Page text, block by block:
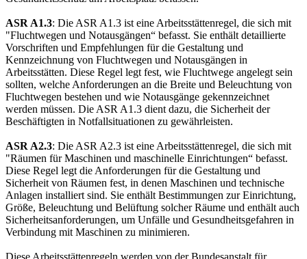
ASR A1.3: Die ASR A1.3 ist eine Arbeitsstättenregel, die sich mit
"Fluchtwegen und Notausgängen“ befasst. Sie enthält detaillierte
Vorschriften und Empfehlungen für die Gestaltung und
Kennzeichnung von Fluchtwegen und Notausgängen in
Arbeitsstätten. Diese Regel legt fest, wie Fluchtwege angelegt sein
sollten, welche Anforderungen an die Breite und Beleuchtung von
Fluchtwegen bestehen und wie Notausgänge gekennzeichnet
werden müssen. Die ASR A1.3 dient dazu, die Sicherheit der
Beschäftigten in Notfallsituationen zu gewährleisten.
ASR A2.3: Die ASR A2.3 ist eine Arbeitsstättenregel, die sich mit
"Räumen für Maschinen und maschinelle Einrichtungen“ befasst.
Diese Regel legt die Anforderungen für die Gestaltung und
Sicherheit von Räumen fest, in denen Maschinen und technische
Anlagen installiert sind. Sie enthält Bestimmungen zur Einrichtung,
Größe, Beleuchtung und Belüftung solcher Räume und enthält auch
Sicherheitsanforderungen, um Unfälle und Gesundheitsgefahren in
Verbindung mit Maschinen zu minimieren.